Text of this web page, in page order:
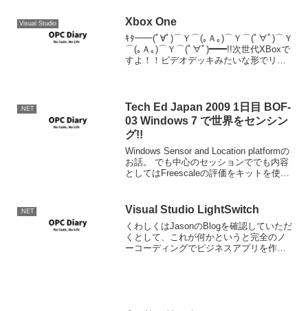
Visual Studio Xbox One
ｷﾀ━━(ﾟ∀ﾟ)⌒Ｙ⌒(｡Ａ｡)⌒Ｙ⌒(ﾟ∀ﾟ)⌒Ｙ
⌒(｡Ａ｡)⌒Ｙ⌒(ﾟ∀ﾟ)━━!!次世代XBoxで
すよ！！ビデオデッキみたいな形でリビ
.NET
Tech Ed Japan 2009 1日目 BOF-
03 Windows 7 で世界をセンシン
グ!!
Windows Sensor and Location platformの
お話。 でも中心のセッションででも内容
としてはFreescaleの評価をキットを使っ
上のモデ...
.NET Visual Studio LightSwitch
くわしくはJasonのBlogを確認していただ
くとして、これが何かというと完全のノ
ーコーディングでビジネスアプリを作っ